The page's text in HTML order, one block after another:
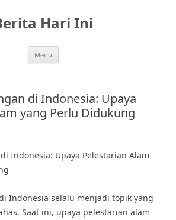
Hari Ini
Menu
di Indonesia: Upaya
yang Perlu Didukung
Indonesia: Upaya Pelestarian Alam
Indonesia selalu menjadi topik yang
Saat ini, upaya pelestarian alam